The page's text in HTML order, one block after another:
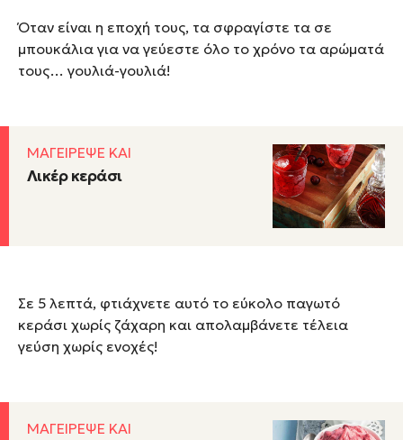
Όταν είναι η εποχή τους, τα σφραγίστε τα σε
μπουκάλια για να γεύεστε όλο το χρόνο τα αρώματά
τους… γουλιά-γουλιά!
ΜΑΓΕΙΡΕΨΕ ΚΑΙ
Λικέρ κεράσι
Σε 5 λεπτά, φτιάχνετε αυτό το εύκολο παγωτό
κεράσι χωρίς ζάχαρη και απολαμβάνετε τέλεια
γεύση χωρίς ενοχές!
ΜΑΓΕΙΡΕΨΕ ΚΑΙ